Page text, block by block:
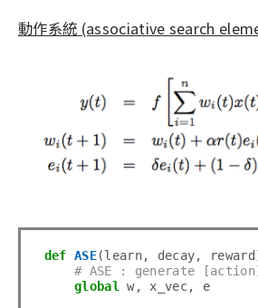
動作系統 (associative search
def ASE(learn, decay,
# ASE : generate
global
w, x_vec, e